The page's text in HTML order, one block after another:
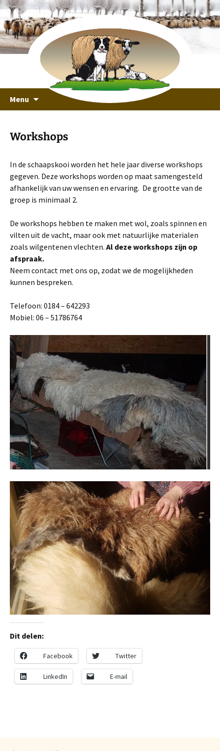
Schaapskooi Ottoland
recreeren in een unieke omgeving
Menu
Workshops
In de schaapskooi worden het hele jaar diverse workshops
gegeven. Deze workshops worden op maat samengesteld
afhankelijk van uw wensen en ervaring. De grootte van de
groep is minimaal 2.
De workshops hebben te maken met wol, zoals spinnen en
vilten uit de vacht, maar ook met natuurlijke materialen
zoals wilgentenen vlechten. Al deze workshops zijn op
afspraak.
Neem contact met ons op, zodat we de mogelijkheden
kunnen bespreken.
Telefoon: 0184 – 642293
Mobiel: 06 – 51786764
Dit delen:
Facebook Twitter
LinkedIn E-mail